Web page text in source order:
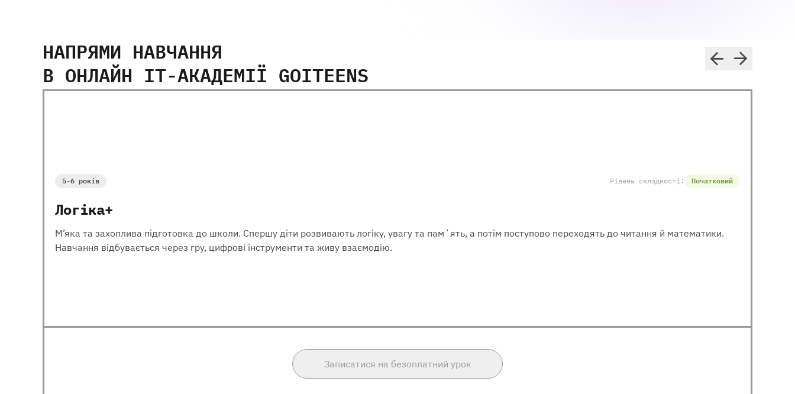
НАПРЯМИ НАВЧАННЯ
В ОНЛАЙН IT-АКАДЕМІЇ GOITEENS
5-6 років Рівень складності: Початковий
Логіка+
М’яка та захоплива підготовка до школи. Спершу діти розвивають логіку, увагу та памʼять, а потім поступово переходять до читання й математики.
Навчання відбувається через гру, цифрові інструменти та живу взаємодію.
Записатися на безоплатний урок